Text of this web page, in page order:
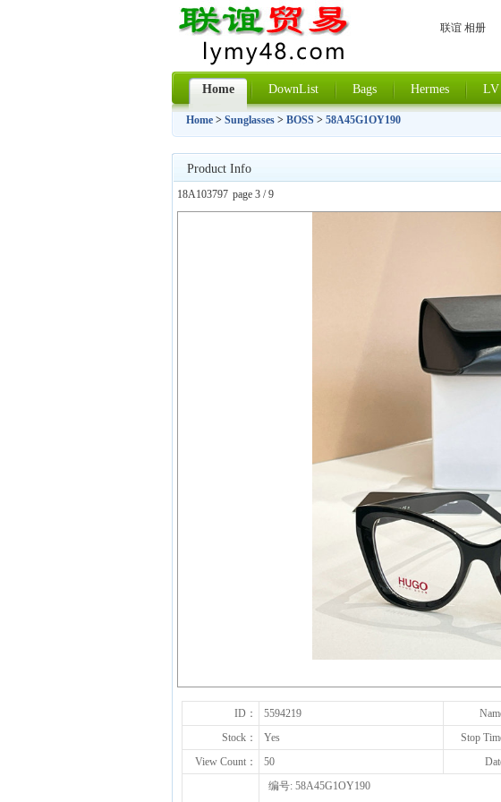
联谊 相册
Home DownList Bags Hermes LV
Home > Sunglasses > BOSS > 58A45G1OY190
Product Info
18A103797 page 3 / 9
ID： 5594219
Stock：
Yes
Stop
View Count：
50
编号: 58A45G1OY190